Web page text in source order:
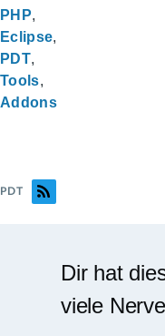
PHP
Eclipse
PDT
Tools
Addons
PDT
Dir hat
viele